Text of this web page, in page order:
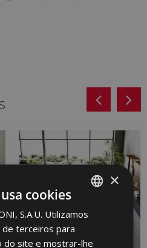
SPANISH
ENGLISH
×
cookies
S.A.U. Utilizamos
terceiros para
do site e mostrar-lhe